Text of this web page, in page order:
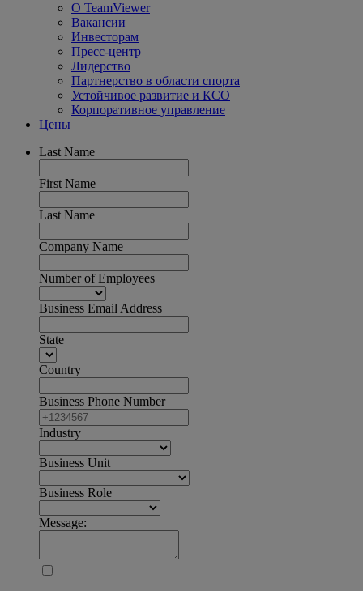
О TeamViewer
Вакансии
Инвесторам
Пресс-центр
Лидерство
Партнерство в области спорта
Устойчивое развитие и КСО
Корпоративное управление
Цены
Last Name
First Name
Last Name
Company Name
Number of Employees
Business Email Address
State
Country
Business Phone Number
Industry
Business Unit
Business Role
Message: